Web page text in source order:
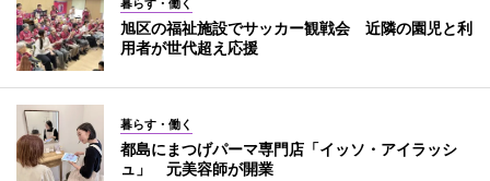
旭区の福祉施設でサッカー観戦会 近隣の園児と利
用者が世代超え応援
暮らす・働く
都島にまつげパーマ専門店「イッソ・アイラッシ
ュ」 元美容師が開業